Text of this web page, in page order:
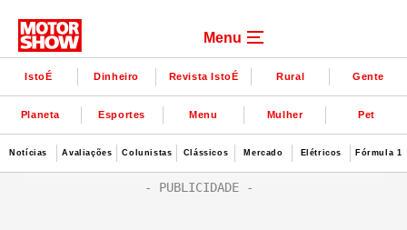
Menu
IstoÉ Dinheiro Revista IstoÉ Rural Gente
Planeta Esportes Menu Mulher Pet
Notícias Avaliações Colunistas Clássicos Mercado Elétricos Fórmula 1